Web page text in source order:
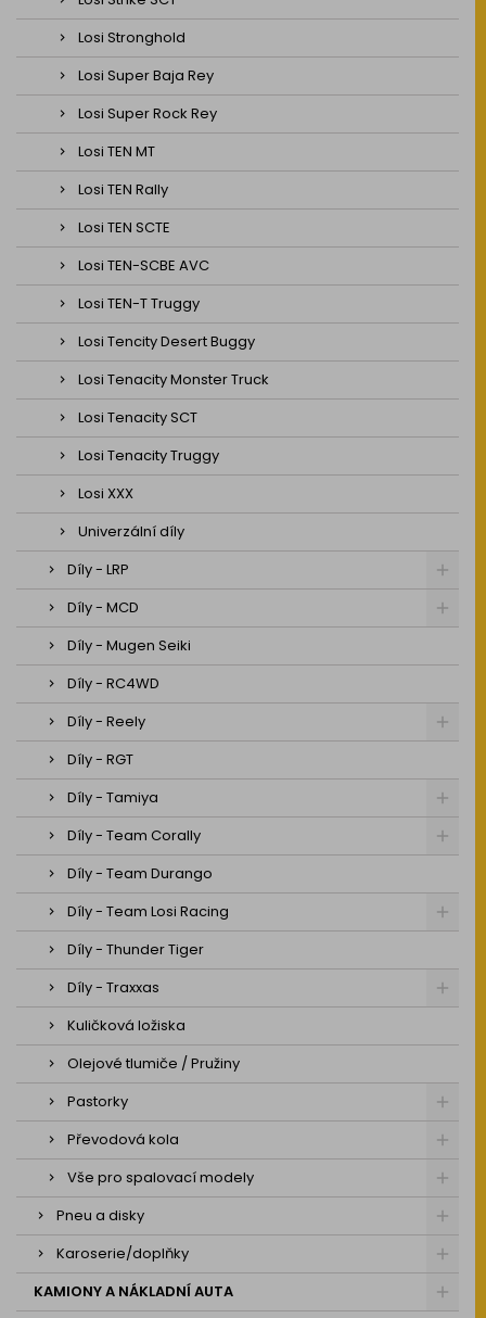
Losi Stronghold
Losi Super Baja Rey
Losi Super Rock Rey
Losi TEN MT
Losi TEN Rally
Losi TEN SCTE
Losi TEN-SCBE AVC
Losi TEN-T Truggy
Losi Tencity Desert Buggy
Losi Tenacity Monster Truck
Losi Tenacity SCT
Losi Tenacity Truggy
Losi XXX
Univerzální díly
Díly - LRP
Díly - MCD
Díly - Mugen Seiki
Díly - RC4WD
Díly - Reely
Díly - RGT
Díly - Tamiya
Díly - Team Corally
Díly - Team Durango
Díly - Team Losi Racing
Díly - Thunder Tiger
Díly - Traxxas
Kuličková ložiska
Olejové tlumiče / Pružiny
Pastorky
Převodová kola
Vše pro spalovací modely
Pneu a disky
Karoserie/doplňky
KAMIONY A NÁKLADNÍ AUTA